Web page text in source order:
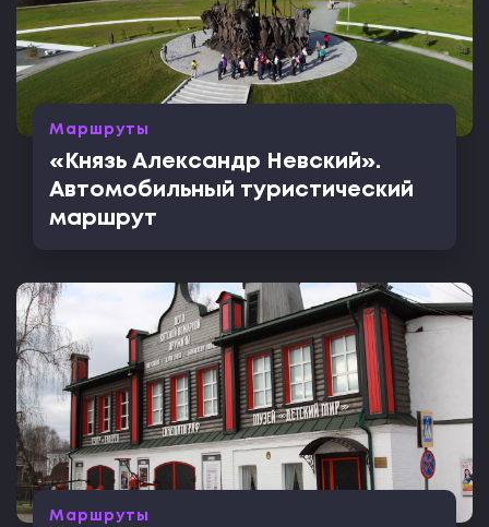
Маршруты
«Князь Александр Невский».
Автомобильный туристический
маршрут
Маршруты